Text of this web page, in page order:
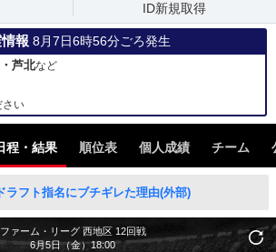
ID新規取得
報 8月7日6時56分ごろ発生
芦北など
さい
程・結果 順位表 個人成績 チーム
ラフト指名にブチギレた理由(外部)
ファーム・リーグ 西地区 12回戦
6月5日（金）18:00